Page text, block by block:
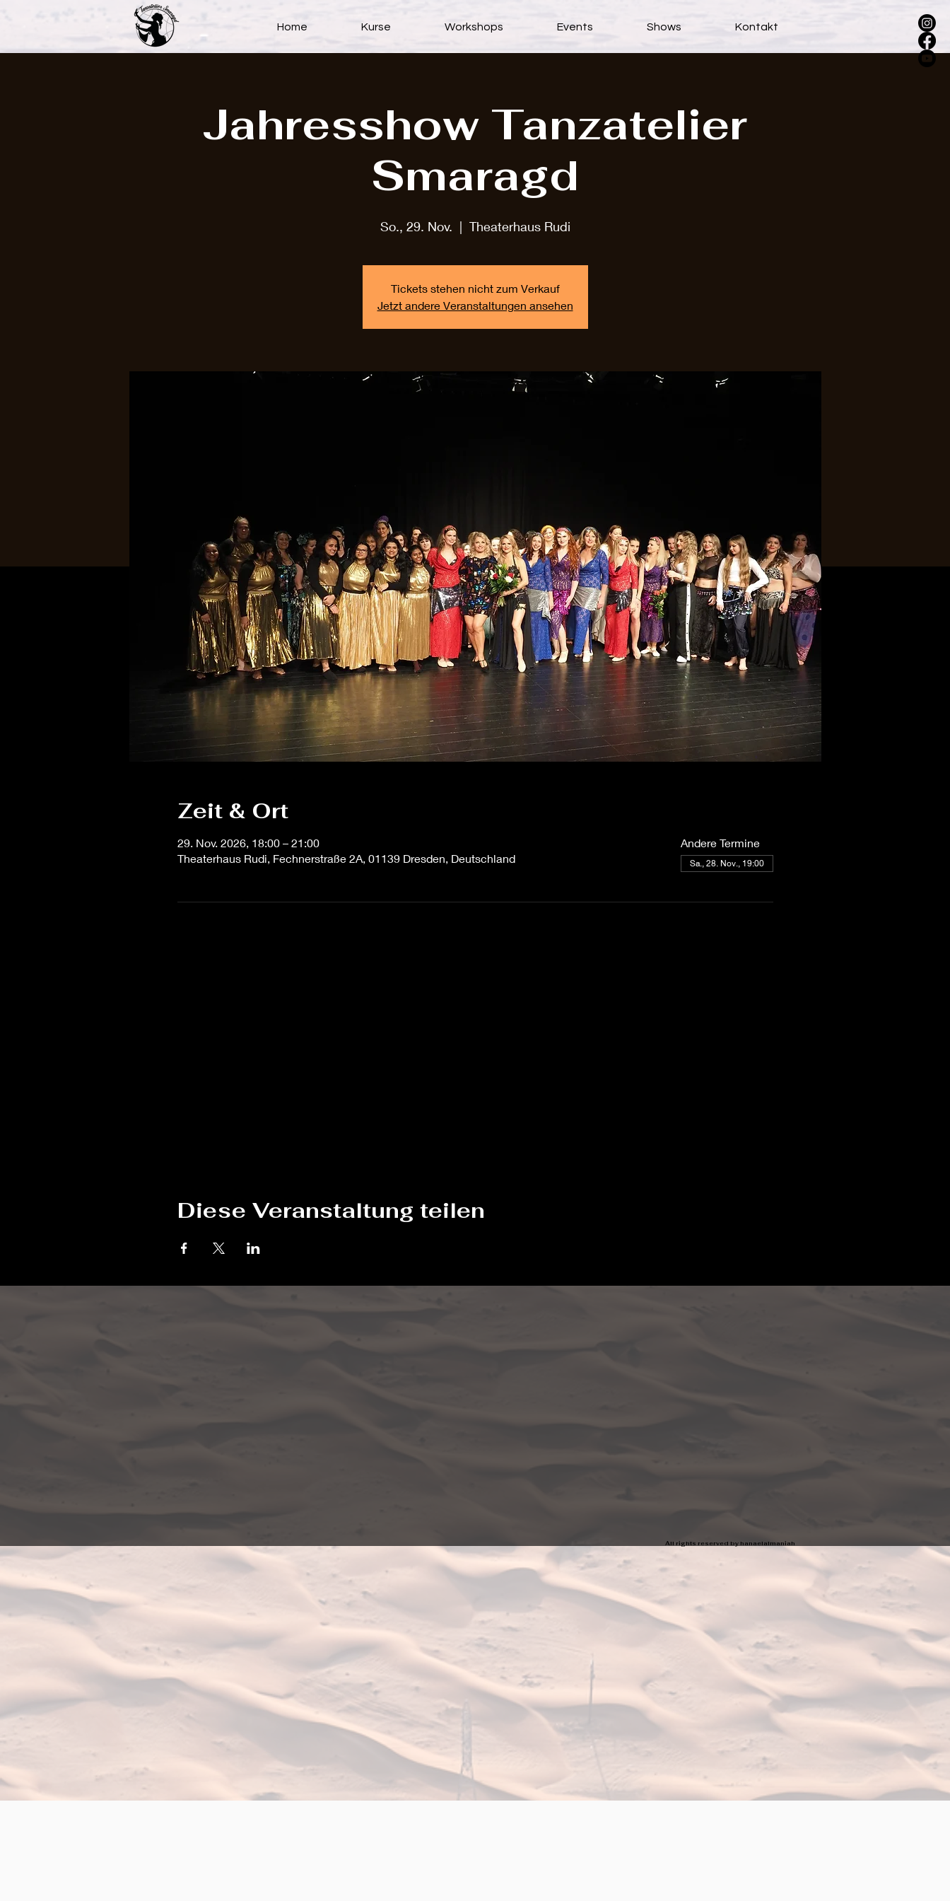
Jahresshow Tanzatelier
Smaragd
So., 29. Nov.
  |
Theaterhaus Rudi
Tickets stehen nicht zum Verkauf
Jetzt andere Veranstaltungen ansehen
Zeit & Ort
29. Nov. 2026, 18:00 – 21:00
Theaterhaus Rudi, Fechnerstraße 2A, 01139 Dresden, Deutschland
Andere Termine
Sa., 28. Nov., 19:00
Diese Veranstaltung teilen
Home Kurse Workshops Events Shows Kontakt
All rights reserved by hanaelalmaniah